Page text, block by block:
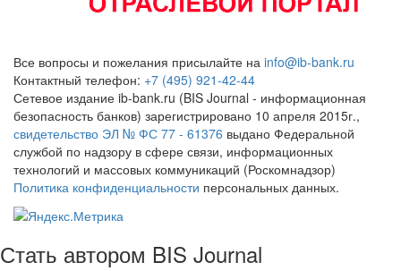
Все вопросы и пожелания присылайте на info@ib-bank.ru
Контактный телефон: +7 (495) 921-42-44
Сетевое издание ib-bank.ru (BIS Journal - информационная
безопасность банков) зарегистрировано 10 апреля 2015г.,
свидетельство ЭЛ № ФС 77 - 61376 выдано Федеральной
службой по надзору в сфере связи, информационных
технологий и массовых коммуникаций (Роскомнадзор)
Политика конфиденциальности персональных данных.
Стать автором BIS Journal